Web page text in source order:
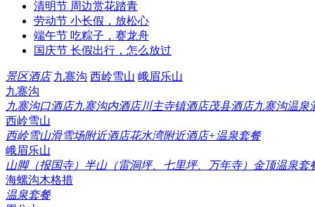
清明节 周边赏花踏青
劳动节 小长假，放松心
端午节 吃粽子，赛龙舟
国庆节 长假出行，怎么放过
景区酒店 九寨沟 西岭雪山 峨眉乐山
九寨沟
九寨沟口酒店九寨沟内酒店川主寺镇酒店茂县酒店九寨沟温泉
西岭雪山
西岭雪山滑雪场附近酒店花水湾附近酒店+温泉套餐
峨眉乐山
山脚（报国寺） 半山（雷洞坪、七里坪、万年寺） 金顶温泉套
海螺沟木格措
温泉套餐